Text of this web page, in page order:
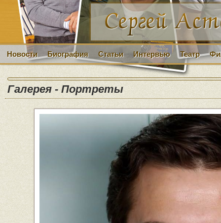
Новости Биография Статьи Интервью Театр
Галерея - Портреты